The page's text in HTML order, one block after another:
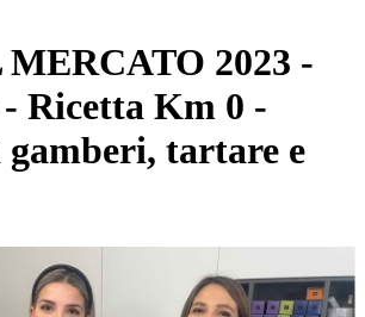
2023 -
Ricetta Km 0 -
tartare e